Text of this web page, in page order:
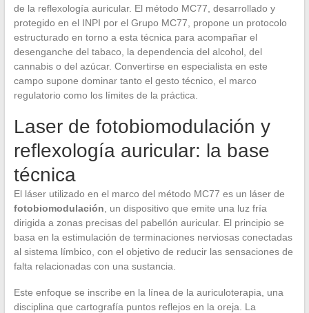
de la reflexología auricular. El método MC77, desarrollado y
protegido en el INPI por el Grupo MC77, propone un protocolo
estructurado en torno a esta técnica para acompañar el
desenganche del tabaco, la dependencia del alcohol, del
cannabis o del azúcar. Convertirse en especialista en este
campo supone dominar tanto el gesto técnico, el marco
regulatorio como los límites de la práctica.
Laser de fotobiomodulación y
reflexología auricular: la base
técnica
El láser utilizado en el marco del método MC77 es un láser de
fotobiomodulación , un dispositivo que emite una luz fría
dirigida a zonas precisas del pabellón auricular. El principio se
basa en la estimulación de terminaciones nerviosas conectadas
al sistema límbico, con el objetivo de reducir las sensaciones de
falta relacionadas con una sustancia.
Este enfoque se inscribe en la línea de la auriculoterapia, una
disciplina que cartografía puntos reflejos en la oreja. La